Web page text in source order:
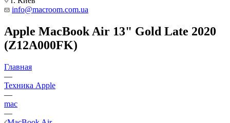
info@macroom.com.ua
Apple MacBook Air 13" Gold Late 2020
(Z12A000FK)
Главная
—
Техника Apple
—
mac
—